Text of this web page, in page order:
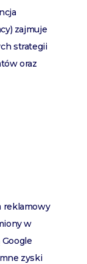
zajmuje
strategii
oraz
reklamowy
w
zyski